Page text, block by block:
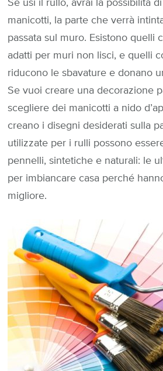
Se usi il rullo, avrai la possibilità
manicotti, la parte che verrà
passata sul muro. Esistono quelli
adatti per muri non lisci, e quelli
riducono le sbavature e donano
Se vuoi creare una decorazione
scegliere dei manicotti a nido
creano i disegni desiderati sulla
utilizzate per i rulli possono
pennelli, sintetiche e naturali: le
per imbiancare casa perché
migliore.